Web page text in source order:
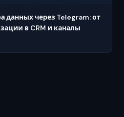
данных через Telegram: от
в CRM и каналы